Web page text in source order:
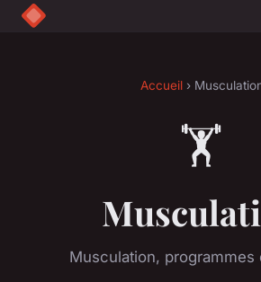
Accueil›
🏋️
Musculation, programmes